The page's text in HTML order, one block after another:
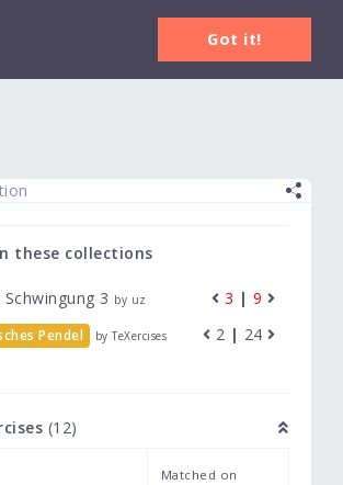
Got it!
these collections
3 by uz 3 | 9
Pendel by TeXercises 2 | 24
(12)
Matched on